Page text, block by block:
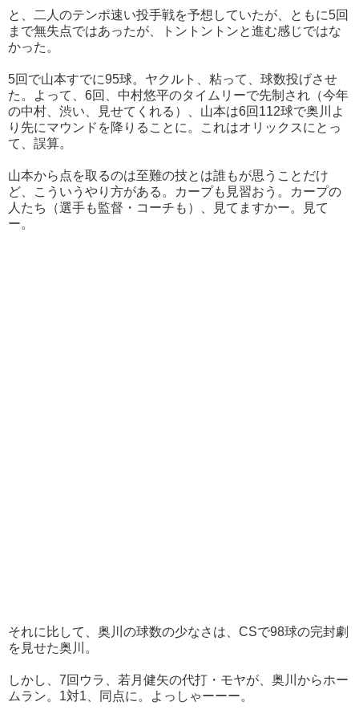
と、二人のテンポ速い投手戦を予想していたが、ともに5回
まで無失点ではあったが、トントントンと進む感じではな
かった。
5回で山本すでに95球。ヤクルト、粘って、球数投げさせ
た。よって、6回、中村悠平のタイムリーで先制され（今年
の中村、渋い、見せてくれる）、山本は6回112球で奥川よ
り先にマウンドを降りることに。これはオリックスにとっ
て、誤算。
山本から点を取るのは至難の技とは誰もが思うことだけ
ど、こういうやり方がある。カープも見習おう。カープの
人たち（選手も監督・コーチも）、見てますかー。見て
ー。
それに比して、奥川の球数の少なさは、CSで98球の完封劇
を見せた奥川。
しかし、7回ウラ、若月健矢の代打・モヤが、奥川からホー
ムラン。1対1、同点に。よっしゃーーー。